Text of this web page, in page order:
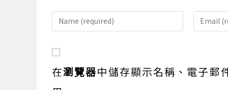
Enter
your
or
username
to
Enter
your
to
在瀏覽器中儲存顯示名稱、電子郵